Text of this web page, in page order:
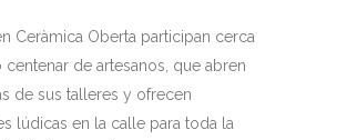
Ceràmica Oberta participan cerca
de artesanos, que abren
de sus talleres y ofrecen
lúdicas en la calle para toda la